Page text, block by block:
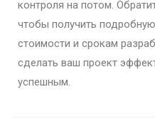
контроля на потом.
чтобы получить
стоимости и срокам
сделать ваш проект
успешным.